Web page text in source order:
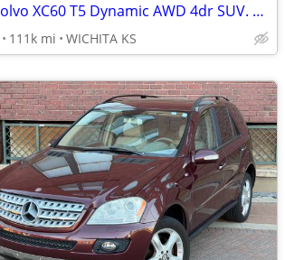
2017 Volvo XC60 T5 Dynamic AWD 4dr SUV. 2-OWNER NO ACCIDENTS! CLEAN!
111k mi WICHITA KS